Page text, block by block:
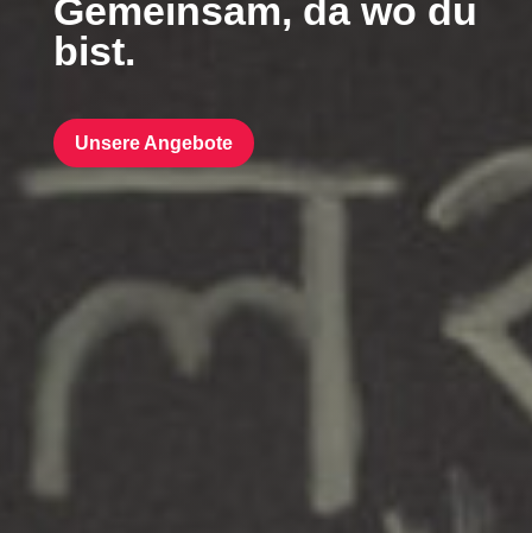
Gemeinsam, da wo du
bist.
Unsere Angebote